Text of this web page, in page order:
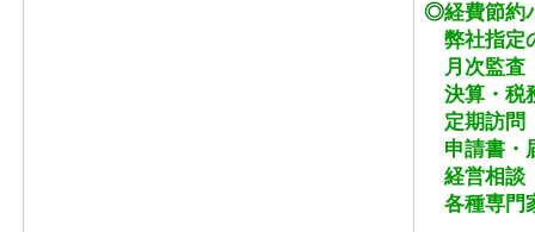
◎経費節約
弊社指定
月次監査
決算・税
定期訪問
申請書・
経営相談
各種専門